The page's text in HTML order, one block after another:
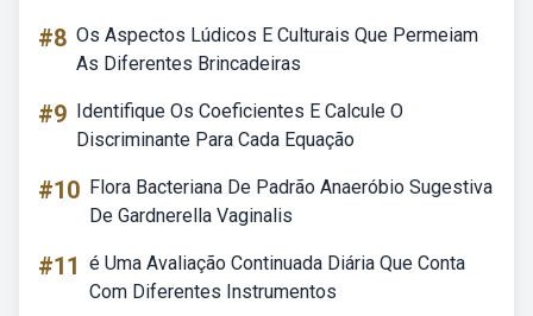
#8 Os Aspectos Lúdicos E Culturais Que Permeiam
As Diferentes Brincadeiras
#9 Identifique Os Coeficientes E Calcule O
Discriminante Para Cada Equação
#10 Flora Bacteriana De Padrão Anaeróbio Sugestiva
De Gardnerella Vaginalis
#11 é Uma Avaliação Continuada Diária Que Conta
Com Diferentes Instrumentos